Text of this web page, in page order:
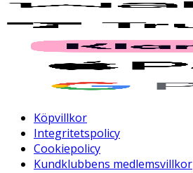
Köpvillkor
Integritetspolicy
Cookiepolicy
Kundklubbens medlemsvillkor